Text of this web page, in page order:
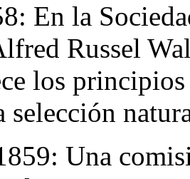
En la
Russel
los
selección
Una